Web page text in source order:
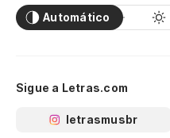
Automático
Sigue a Letras.com
letrasmusbr